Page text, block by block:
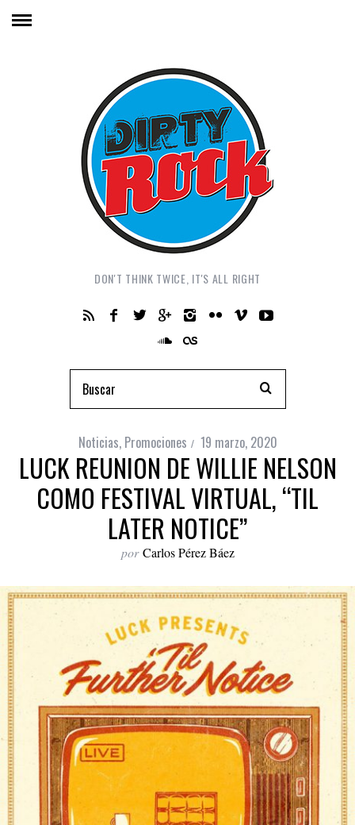
DON'T THINK TWICE, IT'S ALL RIGHT
Noticias, Promociones 19 marzo, 2020
LUCK REUNION DE WILLIE NELSON
COMO FESTIVAL VIRTUAL, “TIL
LATER NOTICE”
por Carlos Pérez Báez